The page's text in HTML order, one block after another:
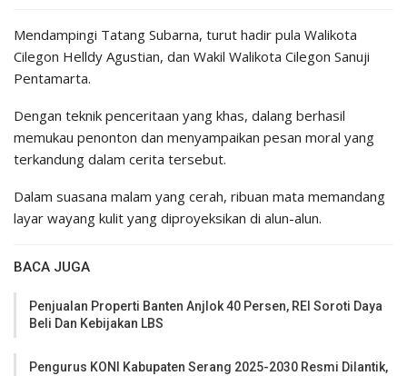
Mendampingi Tatang Subarna, turut hadir pula Walikota
Cilegon Helldy Agustian, dan Wakil Walikota Cilegon Sanuji
Pentamarta.
Dengan teknik penceritaan yang khas, dalang berhasil
memukau penonton dan menyampaikan pesan moral yang
terkandung dalam cerita tersebut.
Dalam suasana malam yang cerah, ribuan mata memandang
layar wayang kulit yang diproyeksikan di alun-alun.
BACA JUGA
Penjualan Properti Banten Anjlok 40 Persen, REI Soroti Daya
Beli Dan Kebijakan LBS
Pengurus KONI Kabupaten Serang 2025-2030 Resmi Dilantik,